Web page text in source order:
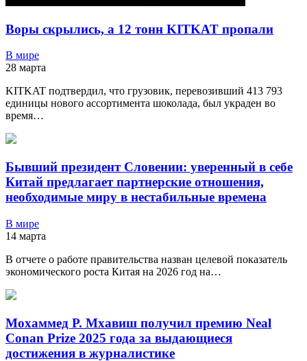
Воры скрылись, а 12 тонн KITKAT пропали
В мире
28 марта
KITKAT подтвердил, что грузовик, перевозивший 413 793
единицы нового ассортимента шоколада, был украден во
время…
Бывший президент Словении: уверенный в себе
Китай предлагает партнерские отношения,
необходимые миру в нестабильные времена
В мире
14 марта
В отчете о работе правительства назван целевой показатель
экономического роста Китая на 2026 год на…
Мохаммед Р. Мхавиш получил премию Neal
Conan Prize 2025 года за выдающиеся
достижения в журналистике